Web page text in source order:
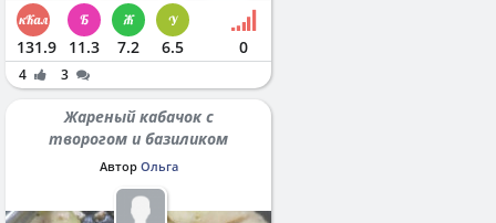
131.9 11.3 7.2 6.5 0
4 3
Жареный кабачок с
творогом и базиликом
Автор Ольга